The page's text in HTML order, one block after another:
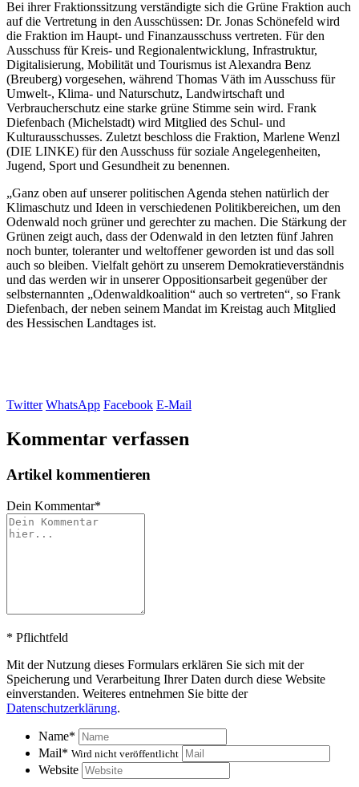
Bei ihrer Fraktionssitzung verständigte sich die Grüne Fraktion auch
auf die Vertretung in den Ausschüssen: Dr. Jonas Schönefeld wird
die Fraktion im Haupt- und Finanzausschuss vertreten. Für den
Ausschuss für Kreis- und Regionalentwicklung, Infrastruktur,
Digitalisierung, Mobilität und Tourismus ist Alexandra Benz
(Breuberg) vorgesehen, während Thomas Väth im Ausschuss für
Umwelt-, Klima- und Naturschutz, Landwirtschaft und
Verbraucherschutz eine starke grüne Stimme sein wird. Frank
Diefenbach (Michelstadt) wird Mitglied des Schul- und
Kulturausschusses. Zuletzt beschloss die Fraktion, Marlene Wenzl
(DIE LINKE) für den Ausschuss für soziale Angelegenheiten,
Jugend, Sport und Gesundheit zu benennen.
„Ganz oben auf unserer politischen Agenda stehen natürlich der
Klimaschutz und Ideen in verschiedenen Politikbereichen, um den
Odenwald noch grüner und gerechter zu machen. Die Stärkung der
Grünen zeigt auch, dass der Odenwald in den letzten fünf Jahren
noch bunter, toleranter und weltoffener geworden ist und das soll
auch so bleiben. Vielfalt gehört zu unserem Demokratieverständnis
und das werden wir in unserer Oppositionsarbeit gegenüber der
selbsternannten „Odenwaldkoalition“ auch so vertreten“, so Frank
Diefenbach, der neben seinem Mandat im Kreistag auch Mitglied
des Hessischen Landtages ist.
Twitter WhatsApp Facebook E-Mail
Kommentar verfassen
Artikel kommentieren
Dein Kommentar*
* Pflichtfeld
Mit der Nutzung dieses Formulars erklären Sie sich mit der
Speicherung und Verarbeitung Ihrer Daten durch diese Website
einverstanden. Weiteres entnehmen Sie bitte der
Datenschutzerklärung.
Name*
Mail* Wird nicht veröffentlicht
Website